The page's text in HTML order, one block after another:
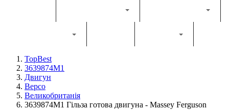
TopBest
3639874M1
Двигун
Bepco
Великобританія
3639874M1 Гільза готова двигуна - Massey Ferguson